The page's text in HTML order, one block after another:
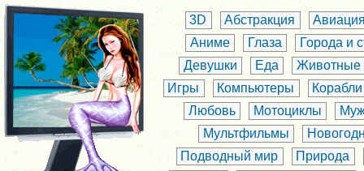
3D Абстракция
Аниме
Глаза
Города и
Девушки
Еда
Животные
Игры
Компьютеры
Корабли
Любовь
Мотоциклы
Мультфильмы
Подводный мир
Природа